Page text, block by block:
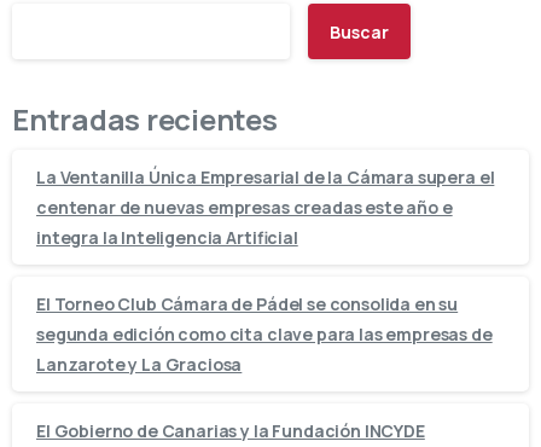
Buscar
Entradas recientes
La Ventanilla Única Empresarial de la Cámara supera el
centenar de nuevas empresas creadas este año e
integra la Inteligencia Artificial
El Torneo Club Cámara de Pádel se consolida en su
segunda edición como cita clave para las empresas de
Lanzarote y La Graciosa
El Gobierno de Canarias y la Fundación INCYDE